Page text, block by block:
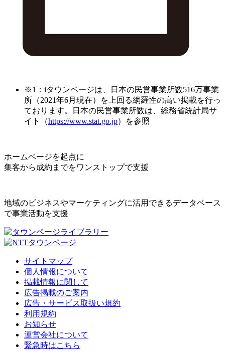
※1：iタウンページは、日本の民営事業所数516万事業
所（2021年6月現在）を上回る網羅性の高い掲載を行っ
ております。日本の民営事業所数は、総務省統計局サ
イト（https://www.stat.go.jp）を参照
ホームページを起点に
集客から成約までをワンストップで支援
地域のビジネスやマーケティングに活用できるデータベース
で事業活動を支援
サイトマップ
個人情報について
掲載情報に関して
広告掲載のご案内
広告・サービス取扱い規約
利用規約
お知らせ
運営会社について
緊急時はこちら